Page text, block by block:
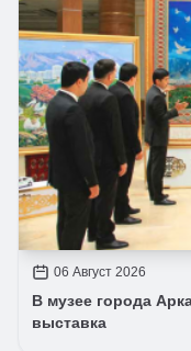
06 Август 2026
В музее города
выставка